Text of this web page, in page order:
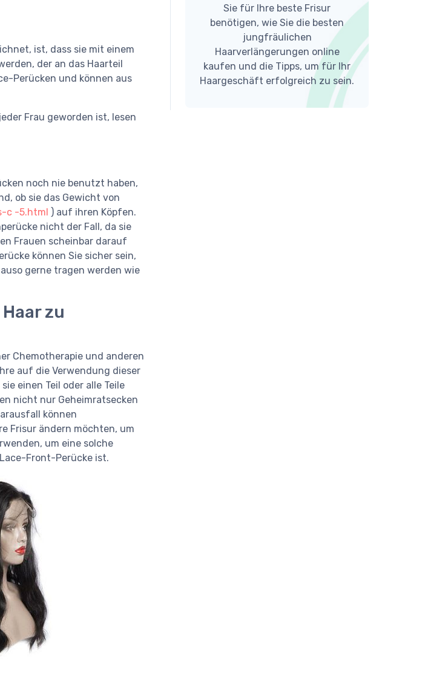
ist, dass sie mit einem
der an das Haarteil
Perücken und können aus
Frau geworden ist, lesen
noch nie benutzt haben,
ob sie das Gewicht von
c -5.html ) auf ihren Köpfen.
nicht der Fall, da sie
Frauen scheinbar darauf
können Sie sicher sein,
gerne tragen werden wie
zu
Chemotherapie und anderen
auf die Verwendung dieser
einen Teil oder alle Teile
nicht nur Geheimratsecken
können
Frisur ändern möchten, um
um eine solche
Front-Perücke ist.
Sie für Ihre beste Frisur
benötigen, wie Sie die besten
jungfräulichen
Haarverlängerungen online
kaufen und die Tipps, um für Ihr
Haargeschäft erfolgreich zu sein.